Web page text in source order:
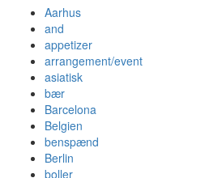
Aarhus
and
appetizer
arrangement/event
asiatisk
bær
Barcelona
Belgien
benspænd
Berlin
boller